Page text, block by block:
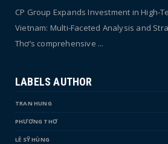
CP Group Expands Investment in High-
Vietnam: Multi-Faceted Analysis and
Thơ’s comprehensive ...
LABELS AUTHOR
TRAN HUNG
PHƯƠNG THƠ
LÊ SỸ HÙNG